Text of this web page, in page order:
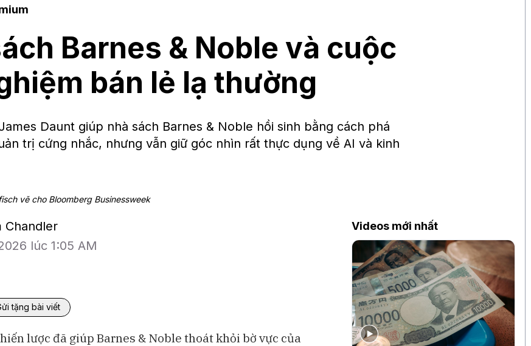
Barnes & Noble và cuộc
bán lẻ lạ thường
Daunt giúp nhà sách Barnes & Noble hồi sinh bằng cách phá
trị cứng nhắc, nhưng vẫn giữ góc nhìn rất thực dụng về AI và kinh
vẽ cho Bloomberg Businessweek
Chandler
lúc 1:05 AM
tặng bài viết
lược đã giúp Barnes & Noble thoát khỏi bờ vực của
Videos mới nhất